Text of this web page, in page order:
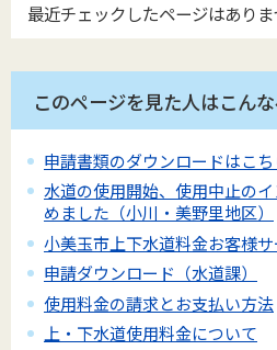
最近チェックしたページはありま
このページを見た人はこん
申請書類のダウンロードはこち
水道の使用開始、使用中止の
めました（小川・美野里地区）
小美玉市上下水道料金お客様
申請ダウンロード（水道課）
使用料金の請求とお支払い方法
上・下水道使用料金について